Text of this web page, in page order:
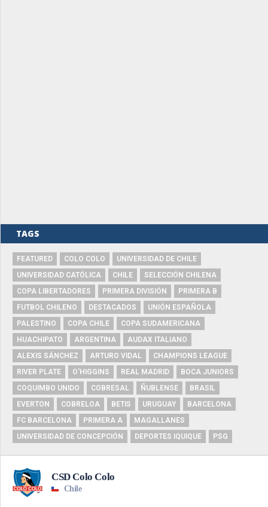
TAGS
FEATURED COLO COLO
UNIVERSIDAD DE CHILE
UNIVERSIDAD CATÓLICA
CHILE
SELECCIÓN CHILENA
COPA LIBERTADORES
PRIMERA DIVISIÓN
PRIMERA B
FUTBOL CHILENO
DESTACADOS
UNIÓN ESPAÑOLA
PALESTINO
COPA CHILE
COPA SUDAMERICANA
HUACHIPATO
ARGENTINA
AUDAX ITALIANO
ALEXIS SÁNCHEZ
ARTURO VIDAL
CHAMPIONS LEAGUE
RIVER PLATE
O'HIGGINS REAL MADRID
BOCA JUNIORS
COQUIMBO UNIDO
COBRESAL ÑUBLENSE
BRASIL
EVERTON
COBRELOA BETIS URUGUAY
BARCELONA
FC BARCELONA
PRIMERA A
MAGALLANES
UNIVERSIDAD DE CONCEPCIÓN
DEPORTES IQUIQUE PSG